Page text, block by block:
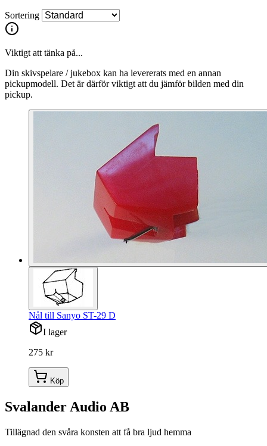
Sortering
Viktigt att tänka på...
Din skivspelare / jukebox kan ha levererats med en annan
pickupmodell. Det är därför viktigt att du jämför bilden med din
pickup.
Nål till Sanyo ST-29 D
I lager
275 kr
Köp
Svalander Audio AB
Tillägnad den svåra konsten att få bra ljud hemma